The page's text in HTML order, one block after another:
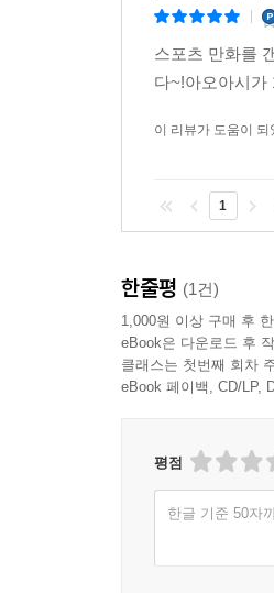
스포츠 만화를
다~!아오아시
이 리뷰가 도움이 되
1
한줄평 (1건)
1,000원 이상 구매 후
eBook은 다운로드 후
클래스는 첫번째 회차
eBook 페이백, CD/LP,
평점
한글 기준 50자